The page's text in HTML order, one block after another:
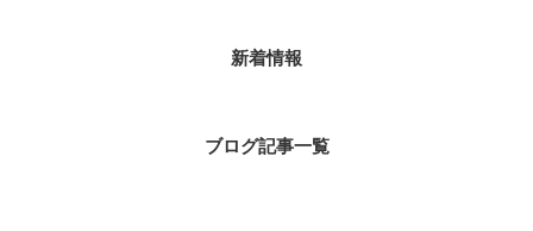
新着情報
ブログ記事一覧